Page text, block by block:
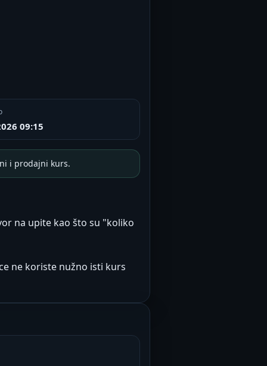
09:15
i prodajni kurs.
na upite kao što su "koliko
ne koriste nužno isti kurs